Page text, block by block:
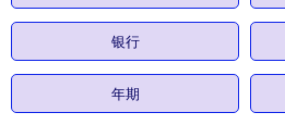
银行
年期